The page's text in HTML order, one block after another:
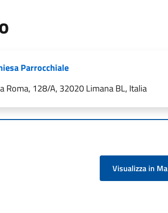
Parrocchiale
Roma, 128/A, 32020 Limana BL, Italia
Visualizza in